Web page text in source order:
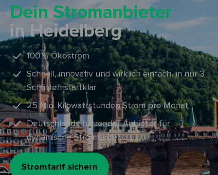
Dein Stromanbieter
in Heidelberg
100 % Ökostrom
Schnell, innovativ und wirklich einfach, in nur 3
Schritten startklar
25 Mio. Kilowattstunden Strom pro Monat
Deutschlands führender Anbieter für
dynamische Stromtarife
Stromtarif sichern